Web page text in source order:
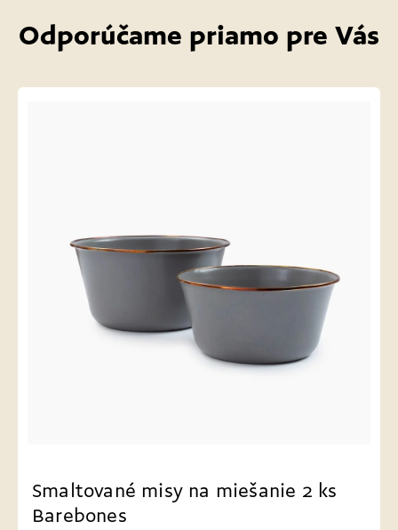
Odporúčame priamo pre Vás
Smaltované misy na miešanie 2 ks
Barebones